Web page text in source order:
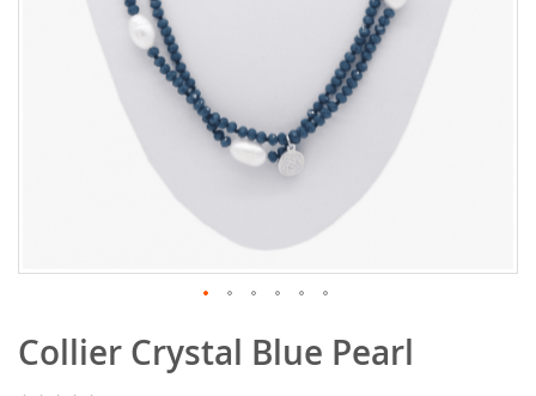
Anfang
der
Collier Crystal Blue Pearl